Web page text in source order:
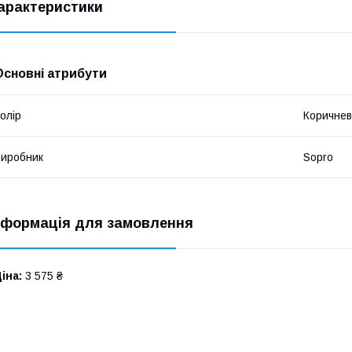
атрибути
Sopro
для замовлення
3 575 ₴